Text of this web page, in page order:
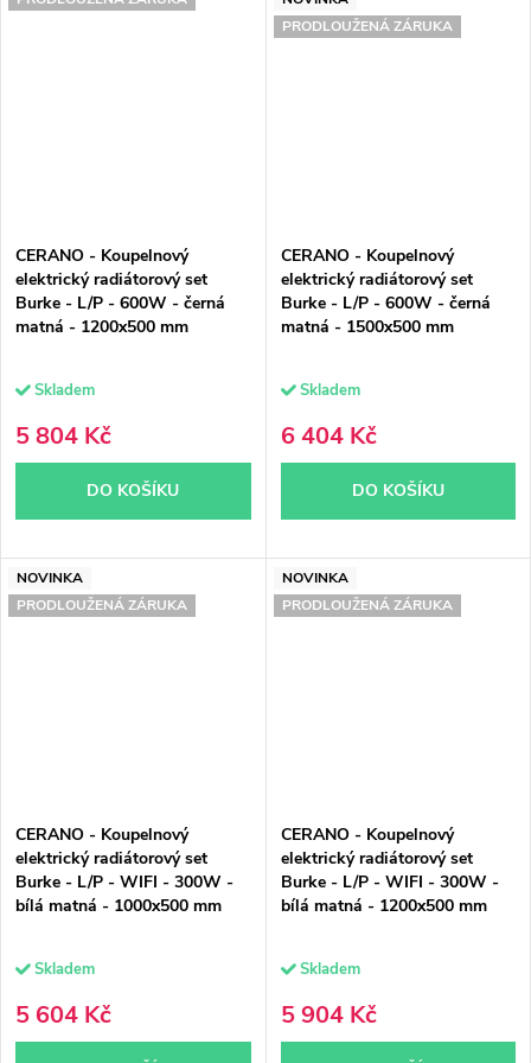
CERANO - Koupelnový
elektrický radiátorový set
Burke - L/P - 600W - černá
matná - 1200x500 mm
Skladem
5 804 Kč
DO KOŠÍKU
PRODLOUŽENÁ ZÁRUKA
CERANO - Koupelnový
elektrický radiátorový set
Burke - L/P - 600W - černá
matná - 1500x500 mm
Skladem
6 404 Kč
DO KOŠÍKU
NOVINKA
PRODLOUŽENÁ ZÁRUKA
CERANO - Koupelnový
elektrický radiátorový set
Burke - L/P - WIFI - 300W -
bílá matná - 1000x500 mm
Skladem
5 604 Kč
NOVINKA
PRODLOUŽENÁ ZÁRUKA
CERANO - Koupelnový
elektrický radiátorový set
Burke - L/P - WIFI - 300W -
bílá matná - 1200x500 mm
Skladem
5 904 Kč